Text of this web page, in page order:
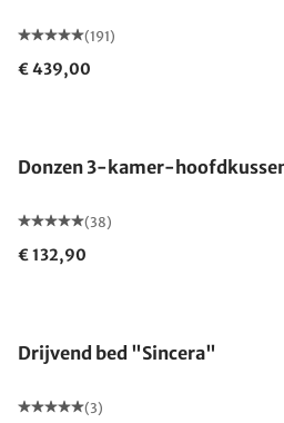
(191)
€ 439,00
Donzen 3-kamer-
(38)
€ 132,90
Drijvend bed "Sincera"
(3)